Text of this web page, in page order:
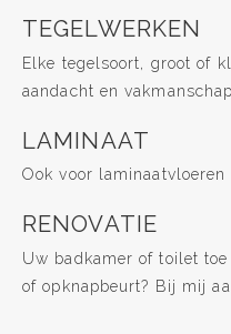
TEGELWERKEN
Elke tegelsoort, groot of
aandacht en
LAMINAAT
Ook voor
RENOVATIE
Uw badkamer of toilet
of opknapbeurt? Bij mij